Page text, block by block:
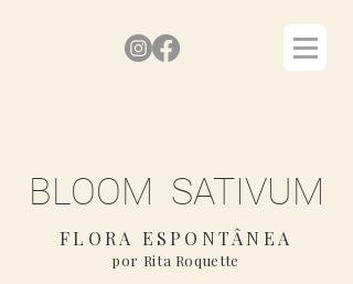
BLOOM SATIVUM
FLORA ESPONTÂNEA
por Rita Roquette